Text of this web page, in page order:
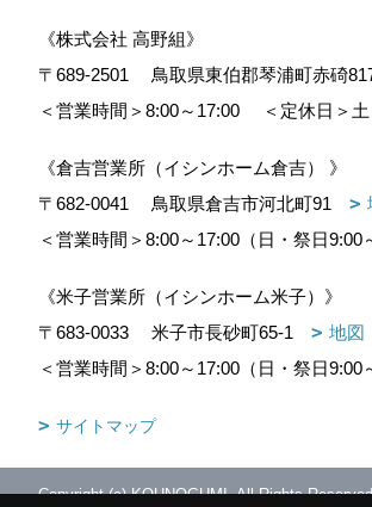
《株式会社 高野組》
〒689-2501
鳥取県東伯郡琴浦町赤碕
＜営業時間＞8:00～17:00
＜定休日＞
《倉吉営業所（イシンホーム倉吉） 》
〒682-0041
鳥取県倉吉市河北町91
＜営業時間＞8:00～17:00（日・祭日
《米子営業所（イシンホーム米子）》
〒683-0033
米子市長砂町65-1 地図
＜営業時間＞8:00～17:00（日・祭日
サイトマップ
Copyright (c) KOUNOGUMI. All Rights